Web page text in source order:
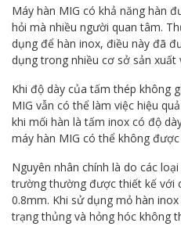
Máy hàn MIG có khả năng hàn
hỏi mà nhiều người quan tâm.
dụng để hàn inox, điều này đã
dụng trong nhiều cơ sở sản xuất
Khi độ dày của tấm thép không
MIG vẫn có thể làm việc hiệu
khi mối hàn là tấm inox có độ
máy hàn MIG có thể không được
Nguyên nhân chính là do các
trường thường được thiết kế với
0.8mm. Khi sử dụng mỏ hàn
trạng thủng và hỏng hóc không